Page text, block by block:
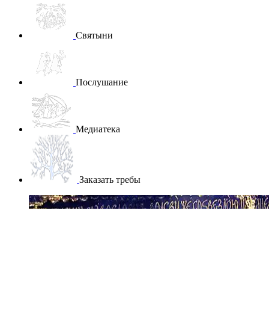
Святыни
Послушание
Медиатека
Заказать требы